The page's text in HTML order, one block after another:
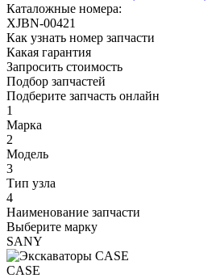
Каталожные номера:
XJBN-00421
Как узнать номер запчасти
Какая гарантия
Запросить стоимость
Подбор запчастей
Подберите запчасть онлайн
1
Марка
2
Модель
3
Тип узла
4
Наименование запчасти
Выберите марку
SANY
CASE